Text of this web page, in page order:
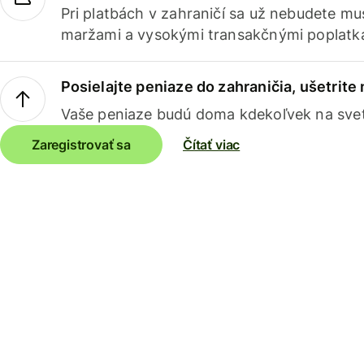
Pri platbách v zahraničí sa už nebudete
maržami a vysokými transakčnými
Posielajte peniaze do zahraničia, ušetrite
Vaše peniaze budú doma kdekoľvek na
Zaregistrovať sa Čítať viac